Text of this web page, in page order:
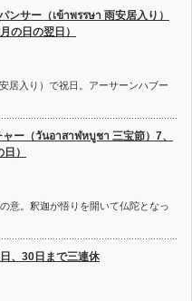
ンサー（เข้าพรรษา 雨安居入り）
の日の翌日）
居入り）で祝日。アーサーンハブー
ー（วันอาสาฬหบูชา 三宝節）7、
）
意。釈迦が悟りを開いて仏陀となっ
、30日まで三連休